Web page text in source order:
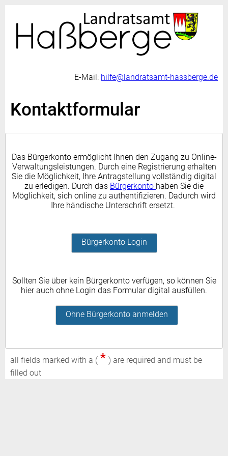
E-Mail: hilfe@landratsamt-hassberge.de
Kontaktformular
Das Bürgerkonto ermöglicht Ihnen den Zugang zu Online-
Verwaltungsleistungen. Durch eine Registrierung erhalten
Sie die Möglichkeit, Ihre Antragstellung vollständig digital
zu erledigen. Durch das Bürgerkonto haben Sie die
Möglichkeit, sich online zu authentifizieren. Dadurch wird
Ihre händische Unterschrift ersetzt.
Bürgerkonto Login
Sollten Sie über kein Bürgerkonto verfügen, so können Sie
hier auch ohne Login das Formular digital ausfüllen.
Ohne Bürgerkonto anmelden
all fields marked with a ( * ) are required and must be
filled out